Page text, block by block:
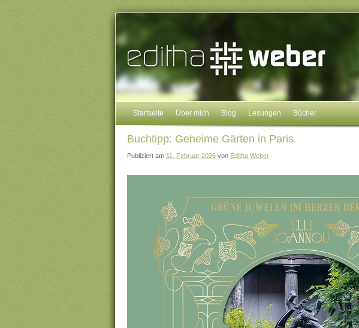
Startseite Über mich Blog Lesungen Bücher
Buchtipp: Geheime Gärten in Paris
Publiziert am 11. Februar 2026 von Editha Weber